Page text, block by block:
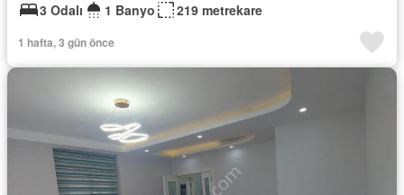
3 Odalı
1 Banyo 219 metrekare
1 hafta, 3 gün önce